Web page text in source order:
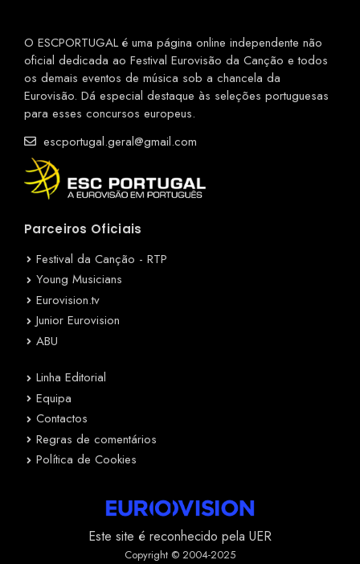
O ESCPORTUGAL é uma página online independente não
oficial dedicada ao Festival Eurovisão da Canção e todos
os demais eventos de música sob a chancela da
Eurovisão. Dá especial destaque às seleções portuguesas
para esses concursos europeus.
escportugal.geral@gmail.com
Parceiros Oficiais
Festival da Canção - RTP
Young Musicians
Eurovision.tv
Junior Eurovision
ABU
Linha Editorial
Equipa
Contactos
Regras de comentários
Política de Cookies
Este site é reconhecido pela UER
Copyright © 2004-2025